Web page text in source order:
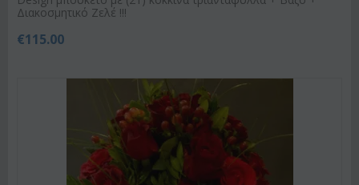
Διακοσμητικό Ζελέ !!!
€115.00